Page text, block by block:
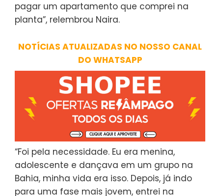
pagar um apartamento que comprei na
planta”, relembrou Naira.
NOTÍCIAS ATUALIZADAS NO NOSSO CANAL
DO WHATSAPP
“Foi pela necessidade. Eu era menina,
adolescente e dançava em um grupo na
Bahia, minha vida era isso. Depois, já indo
para uma fase mais jovem, entrei na